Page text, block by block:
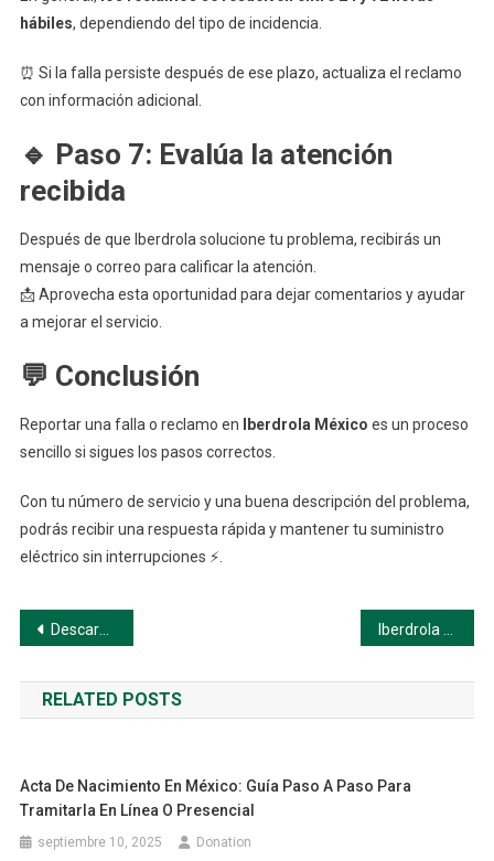
hábiles, dependiendo del tipo de incidencia.
⏰ Si la falla persiste después de ese plazo, actualiza el reclamo
con información adicional.
🔹 Paso 7: Evalúa la atención
recibida
Después de que Iberdrola solucione tu problema, recibirás un
mensaje o correo para calificar la atención.
📩 Aprovecha esta oportunidad para dejar comentarios y ayudar
a mejorar el servicio.
💬 Conclusión
Reportar una falla o reclamo en Iberdrola México es un proceso
sencillo si sigues los pasos correctos.
Con tu número de servicio y una buena descripción del problema,
podrás recibir una respuesta rápida y mantener tu suministro
eléctrico sin interrupciones ⚡.
Navegación
de
entradas
Descargar tu factura Iberdrola en PDF: Guía paso a paso
RELATED POSTS
Acta De Nacimiento En México: Guía Paso A Paso Para
Tramitarla En Línea O Presencial
septiembre 10, 2025 Donation